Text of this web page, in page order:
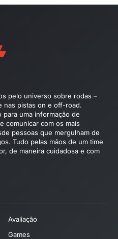
pelo universo sobre rodas –
nas pistas on e off-road.
uma informação de
comunicar com os mais
pessoas que mergulham de
Tudo pelas mãos de um time
de maneira cuidadosa e com
Avaliação
Games